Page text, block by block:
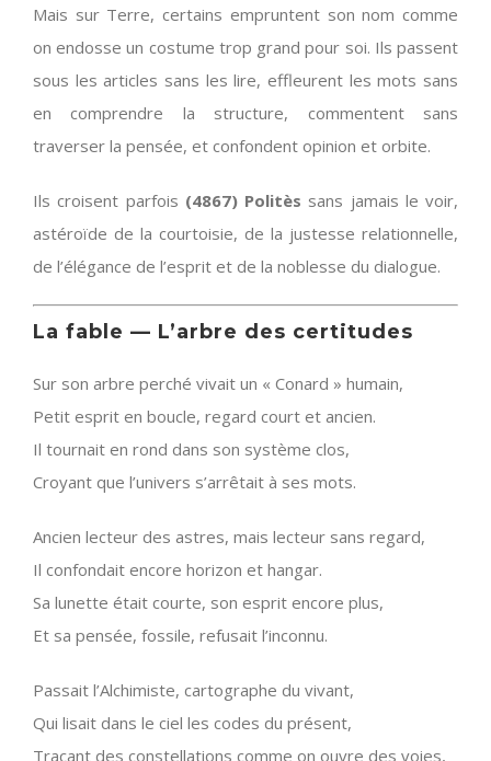
Mais sur Terre, certains empruntent son nom comme
on endosse un costume trop grand pour soi. Ils passent
sous les articles sans les lire, effleurent les mots sans
en comprendre la structure, commentent sans
traverser la pensée, et confondent opinion et orbite.
Ils croisent parfois (4867) Politès sans jamais le voir,
astéroïde de la courtoisie, de la justesse relationnelle,
de l’élégance de l’esprit et de la noblesse du dialogue.
La fable — L’arbre des certitudes
Sur son arbre perché vivait un « Conard » humain,
Petit esprit en boucle, regard court et ancien.
Il tournait en rond dans son système clos,
Croyant que l’univers s’arrêtait à ses mots.
Ancien lecteur des astres, mais lecteur sans regard,
Il confondait encore horizon et hangar.
Sa lunette était courte, son esprit encore plus,
Et sa pensée, fossile, refusait l’inconnu.
Passait l’Alchimiste, cartographe du vivant,
Qui lisait dans le ciel les codes du présent,
Traçant des constellations comme on ouvre des voies,